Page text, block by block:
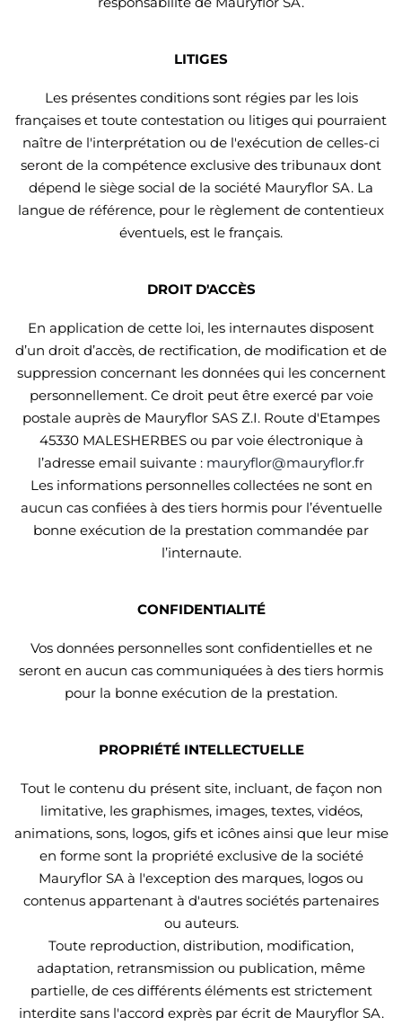
LITIGES
Les présentes conditions sont régies par les lois
françaises et toute contestation ou litiges qui pourraient
naître de l'interprétation ou de l'exécution de celles-ci
seront de la compétence exclusive des tribunaux dont
dépend le siège social de la société Mauryflor SA. La
langue de référence, pour le règlement de contentieux
éventuels, est le français.
DROIT D'ACCÈS
En application de cette loi, les internautes disposent
d’un droit d’accès, de rectification, de modification et de
suppression concernant les données qui les concernent
personnellement. Ce droit peut être exercé par voie
postale auprès de Mauryflor SAS Z.I. Route d'Etampes
45330 MALESHERBES ou par voie électronique à
l’adresse email suivante : mauryflor@mauryflor.fr
Les informations personnelles collectées ne sont en
aucun cas confiées à des tiers hormis pour l’éventuelle
bonne exécution de la prestation commandée par
l’internaute.
CONFIDENTIALITÉ
Vos données personnelles sont confidentielles et ne
seront en aucun cas communiquées à des tiers hormis
pour la bonne exécution de la prestation.
PROPRIÉTÉ INTELLECTUELLE
Tout le contenu du présent site, incluant, de façon non
limitative, les graphismes, images, textes, vidéos,
animations, sons, logos, gifs et icônes ainsi que leur mise
en forme sont la propriété exclusive de la société
Mauryflor SA à l'exception des marques, logos ou
contenus appartenant à d'autres sociétés partenaires
ou auteurs.
Toute reproduction, distribution, modification,
adaptation, retransmission ou publication, même
partielle, de ces différents éléments est strictement
interdite sans l'accord exprès par écrit de Mauryflor SA.